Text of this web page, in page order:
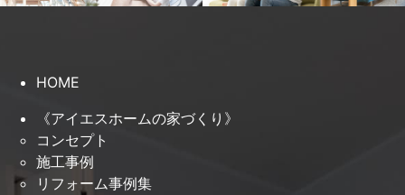
HOME
《アイエスホームの家づくり》
コンセプト
施工事例
リフォーム事例集